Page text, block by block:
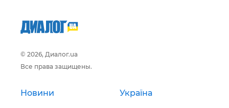
© 2026, Диалог.ua
Все права защищены.
Новини Україна